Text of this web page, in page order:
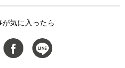
が気に入ったら